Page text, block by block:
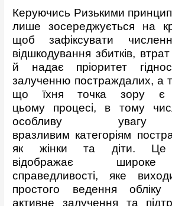
Керуючись Ризькими
лише зосереджується на
щоб зафіксувати
відшкодування збитків,
й надає пріоритет
залученню постраждалих, а
що їхня точка зору є
цьому процесі, в тому
особливу увагу
вразливим категоріям
як жінки та діти. Це
відображає широке
справедливості, яке
простого ведення обліку
активне залучення та